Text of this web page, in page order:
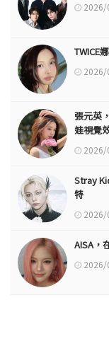
TWICE
張元英
娃視覺
Stray
特
AISA，